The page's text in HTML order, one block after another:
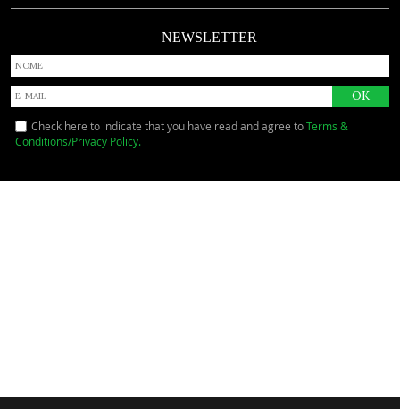
NEWSLETTER
Check here to indicate that you have read and agree toTerms &
Conditions/Privacy Policy.